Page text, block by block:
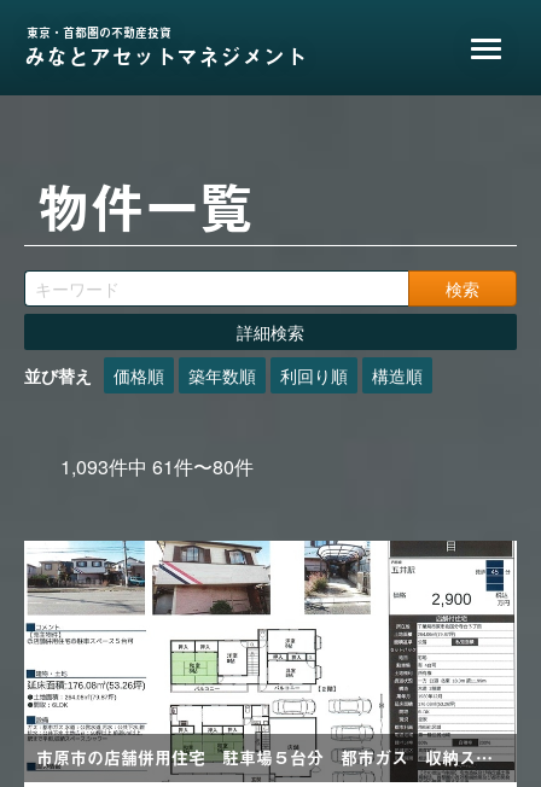
東京・首都圏の不動産投資
みなとアセットマネジメント
物件一覧
詳細検索
並び替え
価格順 築年数順 利回り順 構造順
1,093件中 61件〜80件
市原市の店舗併用住宅 駐車場５台分 都市ガス 収納スペース 駅まで平坦